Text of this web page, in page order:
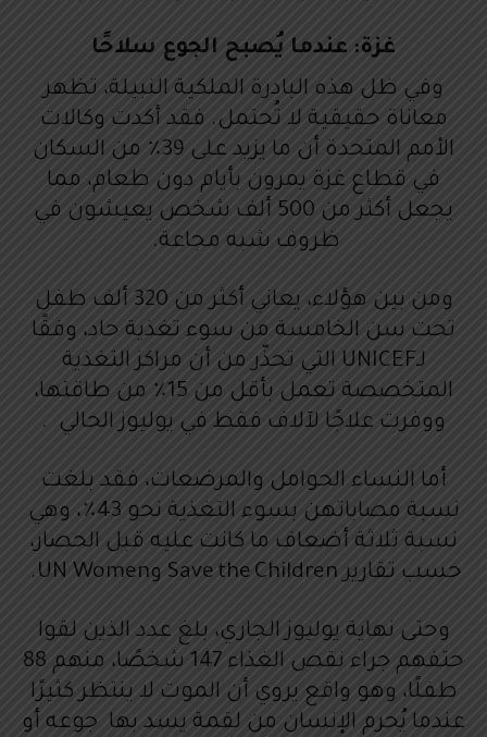
غزة: عندما يُصبح الجوع سلاحًا
وفي ظل هذه البادرة الملكية النبيلة، تظهر
معاناة حقيقية لا تُحتمل. فقد أكدت وكالات
الأمم المتحدة أن ما يزيد على 39٪ من السكان
في قطاع غزة يمرون بأيام دون طعام، مما
يجعل أكثر من 500 ألف شخص يعيشون في
ظروف شبه مجاعة.
ومن بين هؤلاء، يعاني أكثر من 320 ألف طفل
تحت سن الخامسة من سوء تغذية حاد، وفقًا
لـUNICEF التي تحذّر من أن مراكز التغذية
المتخصصة تعمل بأقل من 15٪ من طاقتها،
ووفرت علاجًا لآلاف فقط في يوليوز الحالي .
أما النساء الحوامل والمرضعات، فقد بلغت
نسبة مصاباتهن بسوء التغذية نحو 43٪، وهي
نسبة ثلاثة أضعاف ما كانت عليه قبل الحصار،
حسب تقارير Save the Children وUN Women.
وحتى نهاية يوليوز الجاري، بلغ عدد الذين لقوا
حتفهم جراء نقص الغذاء 147 شخصًا، منهم 88
طفلًا، وهو واقع يروي أن الموت لا ينتظر كثيرًا
عندما يُحرم الإنسان من لقمة يسد بها جوعه أو